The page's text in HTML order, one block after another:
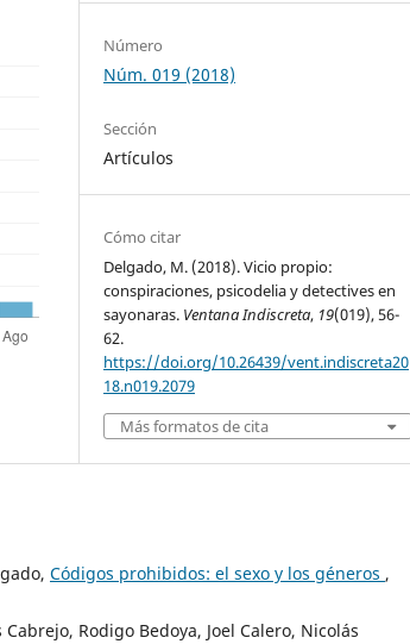
Número
Núm. 019 (2018)
Sección
Artículos
Cómo citar
Delgado, M. (2018). Vicio propio:
conspiraciones, psicodelia y detectives en
sayonaras. Ventana Indiscreta, 19(019), 56-
62.
https://doi.org/10.26439/vent.indiscreta20
18.n019.2079
Más formatos de cita
Códigos prohibidos: el sexo y los géneros ,
Rodigo Bedoya, Joel Calero, Nicolás